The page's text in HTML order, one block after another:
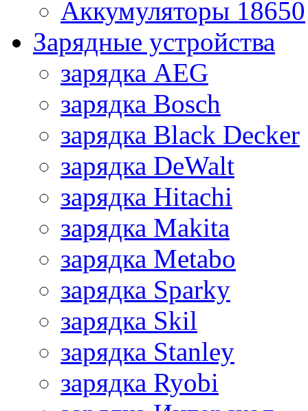
Аккумуляторы 18650
Зарядные устройства
зарядка AEG
зарядка Bosch
зарядка Black Decker
зарядка DeWalt
зарядка Hitachi
зарядка Makita
зарядка Metabo
зарядка Sparky
зарядка Skil
зарядка Stanley
зарядка Ryobi